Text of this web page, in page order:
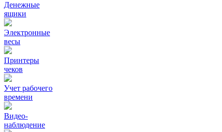
Денежные
ящики
Электронные
весы
Принтеры
чеков
Учет рабочего
времени
Видео‑
наблюдение